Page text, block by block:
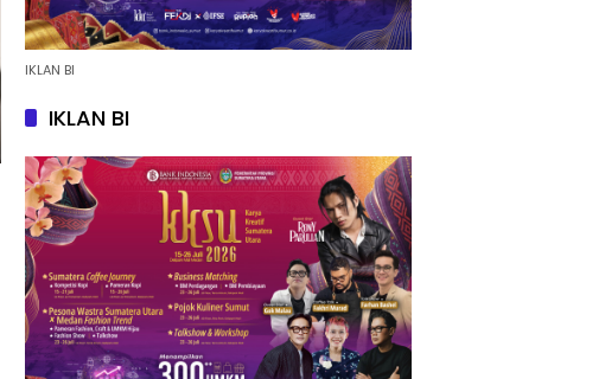
IKLAN BI
IKLAN BI